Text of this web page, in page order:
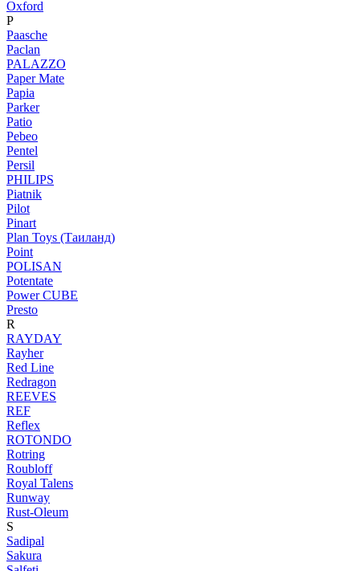
Oxford
P
Paasche
Paclan
PALAZZO
Paper Mate
Papia
Parker
Patio
Pebeo
Pentel
Persil
PHILIPS
Piatnik
Pilot
Pinart
Plan Toys (Таиланд)
Point
POLISAN
Potentate
Power CUBE
Presto
R
RAYDAY
Rayher
Red Line
Redragon
REEVES
REF
Reflex
ROTONDO
Rotring
Roubloff
Royal Talens
Runway
Rust-Oleum
S
Sadipal
Sakura